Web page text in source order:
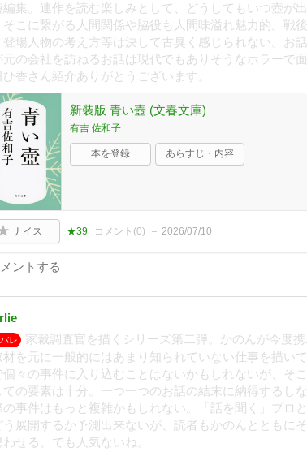
編集。連作を読む楽しみとして、どうしてもいつ壺が
そこに繋がる人間関係や脇役も人間味溢れ魅力的。戦
登場人物の考え方等は決して古臭く感じられない。お
元の会社を訪ねるお話は現代でもありそうなホラーで
ひ香さん紹介ありがとうございます。
新装版 青い壺 (文春文庫)
有吉 佐和子
本を登録 あらすじ・内容
ナイス ★39 コメント(0) 2026/07/10
レ
家裁調査官を描くシリーズ第二弾。かのんが今度
材を元に一般的にはあまり知られていない仕事を描い
個々の事件に入り込むことはないかもしれないが、そ
ての要素は十分。一つ一つのお話の結末に納得するし
の事件はもっと複雑かもしれない。「話を聞く」プロ
う展開するか予測出来ないが、読者もかのんとともに
わせる。でも人気ないね。